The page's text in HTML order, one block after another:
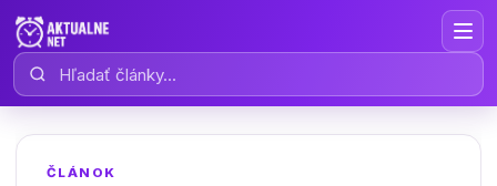
Hľadať články
ČLÁNOK